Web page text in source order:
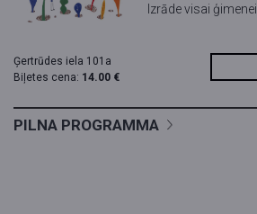
Izrāde visai ģimenei
Ģertrūdes iela 101a
Biļetes cena: 14.00 €
PILNA PROGRAMMA